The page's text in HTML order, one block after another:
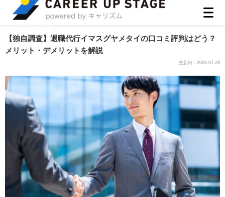
【独自調査】退職代行イマスグヤメタイの口コミ評判はどう？
メリット・デメリットを解説
更新日：2026.07.28